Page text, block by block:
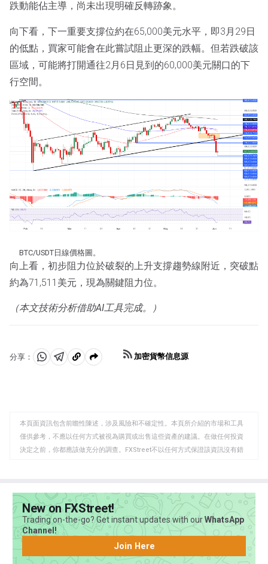
跌動能佔主導，尚未出現明確反轉跡象。
向下看，下一重要支撐位約在65,000美元水平，即3月29日
的低點，買家可能會在此嘗試阻止更深的跌幅。但若跌破該
區域，可能將打開通往2月6日見到的60,000美元關口的下
行空間。
BTC/USDT日線價格圖。
向上看，初步阻力位於破裂的上升支撐趨勢線附近，突破點
約為71,511美元，現為關鍵阻力位。
（本文技術分析借助AI工具完成。）
分享：
分 分 複
板
加密貨幣信息源
本頁面資訊包含前瞻性陳述，涉及風險和不確定性。本頁所介紹的市場和工具
僅供參考，不應以任何方式被視為購買或出售這些資產的建議。在做任何投資
決定之前，你都應該做充分的調查。FXStreet不以任何方式保證該資訊沒有錯
觀點，並不代表FXStreet或其廣告商的官方政策或立場。作者不對本頁連結的
資訊負責。
如果文章正文中沒有明確提到，在撰寫本文時，作者在本文中提到的任何股票
中都沒有頭寸，也沒有與文中提到的任何公司有業務關係。除了FXStreet，作
者沒有收到撰寫這篇文章的報酬。
New on FXStreet!
Trading on-the-go? Get instant updates with ourWhatsApp
Channel!
Join Here